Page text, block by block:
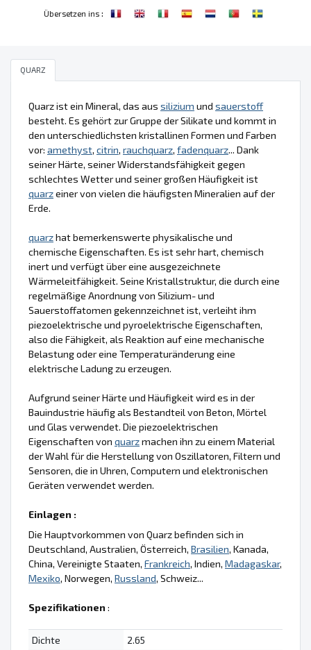
Übersetzen ins:
QUARZ
Quarz ist ein Mineral, das aus silizium und sauerstoff
besteht. Es gehört zur Gruppe der Silikate und kommt in
den unterschiedlichsten kristallinen Formen und Farben
vor: amethyst, citrin, rauchquarz, fadenquarz... Dank
seiner Härte, seiner Widerstandsfähigkeit gegen
schlechtes Wetter und seiner großen Häufigkeit ist
quarzeiner von vielen die häufigsten Mineralien auf der
Erde.
quarzhat bemerkenswerte physikalische und
chemische Eigenschaften. Es ist sehr hart, chemisch
inert und verfügt über eine ausgezeichnete
Wärmeleitfähigkeit. Seine Kristallstruktur, die durch eine
regelmäßige Anordnung von Silizium- und
Sauerstoffatomen gekennzeichnet ist, verleiht ihm
piezoelektrische und pyroelektrische Eigenschaften,
also die Fähigkeit, als Reaktion auf eine mechanische
Belastung oder eine Temperaturänderung eine
elektrische Ladung zu erzeugen.
Aufgrund seiner Härte und Häufigkeit wird es in der
Bauindustrie häufig als Bestandteil von Beton, Mörtel
und Glas verwendet. Die piezoelektrischen
Eigenschaften von quarzmachen ihn zu einem Material
der Wahl für die Herstellung von Oszillatoren, Filtern und
Sensoren, die in Uhren, Computern und elektronischen
Geräten verwendet werden.
Einlagen :
Die Hauptvorkommen von Quarz befinden sich in
Deutschland, Australien, Österreich, Brasilien, Kanada,
China, Vereinigte Staaten, Frankreich, Indien, Madagaskar,
Mexiko, Norwegen, Russland, Schweiz...
Spezifikationen :
Dichte
2.65